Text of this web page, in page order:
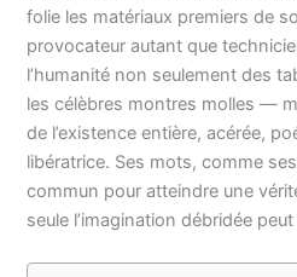
folie les matériaux premiers de
provocateur autant que
l’humanité non seulement des
les célèbres montres molles —
de l’existence entière, acérée,
libératrice. Ses mots, comme
commun pour atteindre une
seule l’imagination débridée